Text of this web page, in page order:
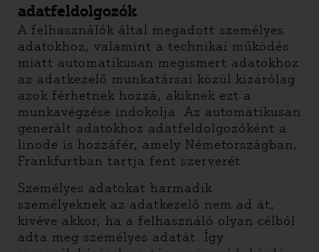
adatfeldolgozók
A felhasználók által megadott személyes
adatokhoz, valamint a technikai működés
miatt automatikusan megismert adatokhoz
az adatkezelő munkatársai közül kizárólag
azok férhetnek hozzá, akiknek ezt a
munkavégzése indokolja. Az automatikusan
generált adatokhoz adatfeldolgozóként a
linode is hozzáfér, amely Németországban,
Frankfurtban tartja fent szerverét.
Személyes adatokat harmadik
személyeknek az adatkezelő nem ad át,
kivéve akkor, ha a felhasználó olyan célból
adta meg személyes adatát. Így